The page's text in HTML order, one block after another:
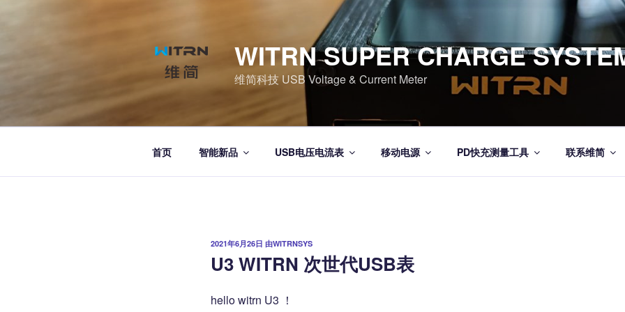
容
WITRN SUPER CHARGE
维简科技 USB Voltage & Current Meter
首页 智能新品 USB电压电流表 移动电源 PD快充测量工具 联系维简
发
于
2021年6月26日 由WITRNSYS
U3 WITRN 次世代USB表
hello witrn U3 ！